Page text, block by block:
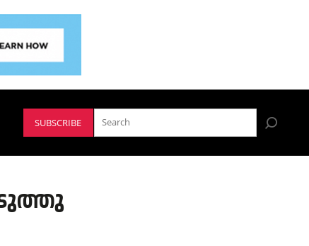
SUBSCRIBE